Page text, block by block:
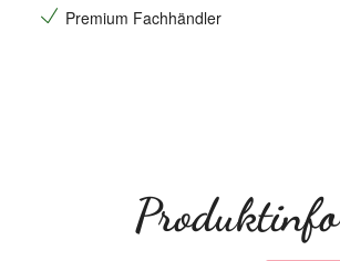
Premium Fachhändler